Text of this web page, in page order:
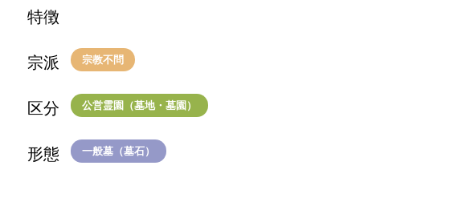
特徴
宗派 宗教不問
区分 公営霊園（墓地・墓園）
形態 一般墓（墓石）